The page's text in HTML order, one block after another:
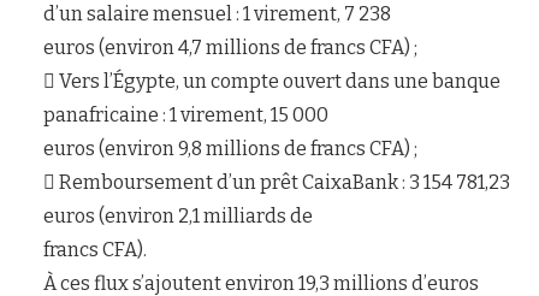
d’un salaire mensuel : 1 virement, 7 238
euros (environ 4,7 millions de francs CFA) ;
 Vers l’Égypte, un compte ouvert dans une banque
panafricaine : 1 virement, 15 000
euros (environ 9,8 millions de francs CFA) ;
 Remboursement d’un prêt CaixaBank : 3 154 781,23
euros (environ 2,1 milliards de
francs CFA).
À ces flux s’ajoutent environ 19,3 millions d’euros